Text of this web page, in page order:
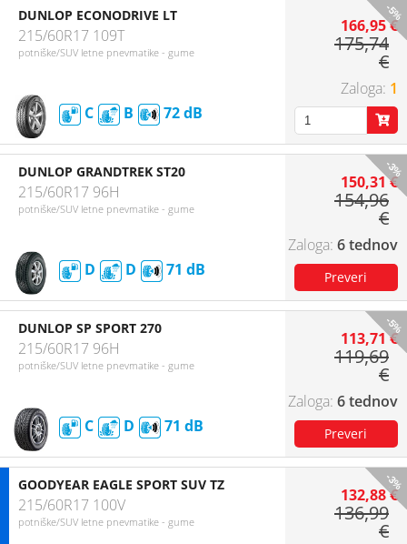
-5%
DUNLOP ECONODRIVE LT
215/60R17 109T
potniške/SUV letne pnevmatike - gume
C B 72
166,95 €
175,74
€
1
-3%
DUNLOP GRANDTREK ST20
215/60R17 96H
potniške/SUV letne pnevmatike - gume
D D 71
150,31 €
154,96
€
6 tednov
-5%
DUNLOP SP SPORT 270
215/60R17 96H
potniške/SUV letne pnevmatike - gume
C D 71
113,71 €
119,69
€
6 tednov
-3%
GOODYEAR EAGLE SPORT SUV TZ
215/60R17 100V
potniške/SUV letne pnevmatike - gume
132,88 €
136,99
€